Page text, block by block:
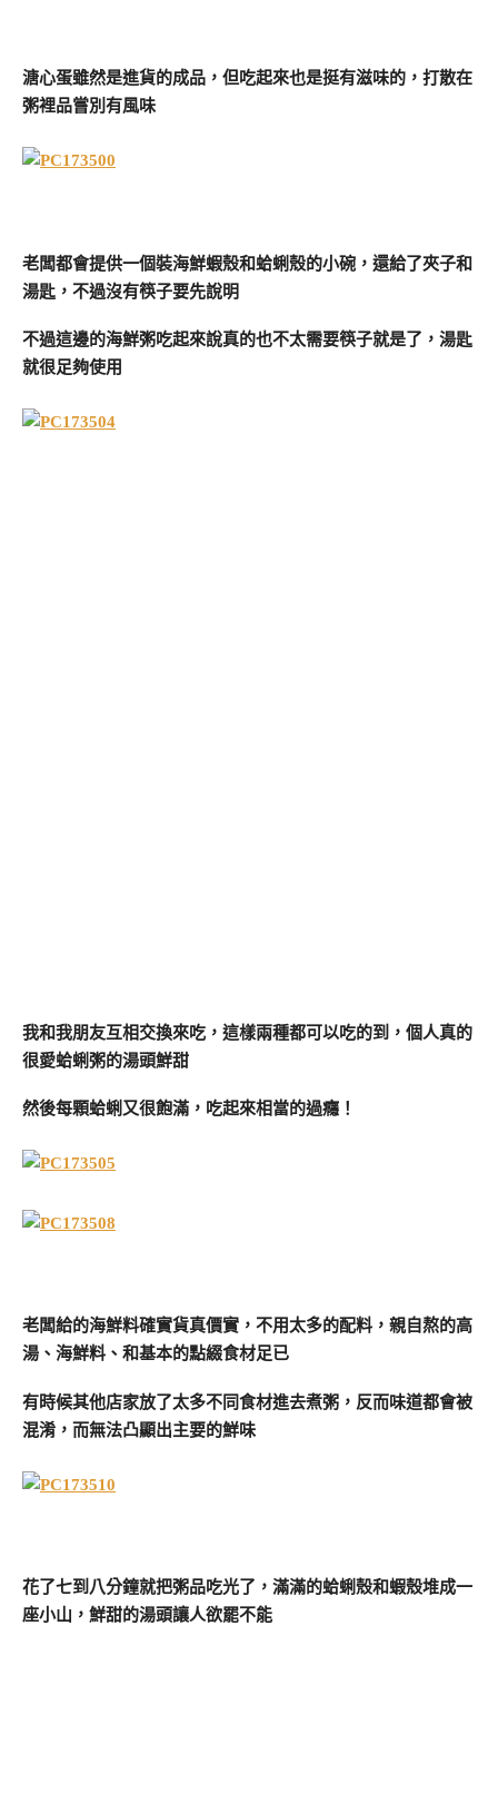
溏心蛋雖然是進貨的成品，但吃起來也是挺有滋味的，打散在
粥裡品嘗別有風味
老闆都會提供一個裝海鮮蝦殼和蛤蜊殼的小碗，還給了夾子和
湯匙，不過沒有筷子要先說明
不過這邊的海鮮粥吃起來說真的也不太需要筷子就是了，湯匙
就很足夠使用
我和我朋友互相交換來吃，這樣兩種都可以吃的到，個人真的
很愛蛤蜊粥的湯頭鮮甜
然後每顆蛤蜊又很飽滿，吃起來相當的過癮！
老闆給的海鮮料確實貨真價實，不用太多的配料，親自熬的高
湯、海鮮料、和基本的點綴食材足已
有時候其他店家放了太多不同食材進去煮粥，反而味道都會被
混淆，而無法凸顯出主要的鮮味
花了七到八分鐘就把粥品吃光了，滿滿的蛤蜊殼和蝦殼堆成一
座小山，鮮甜的湯頭讓人欲罷不能